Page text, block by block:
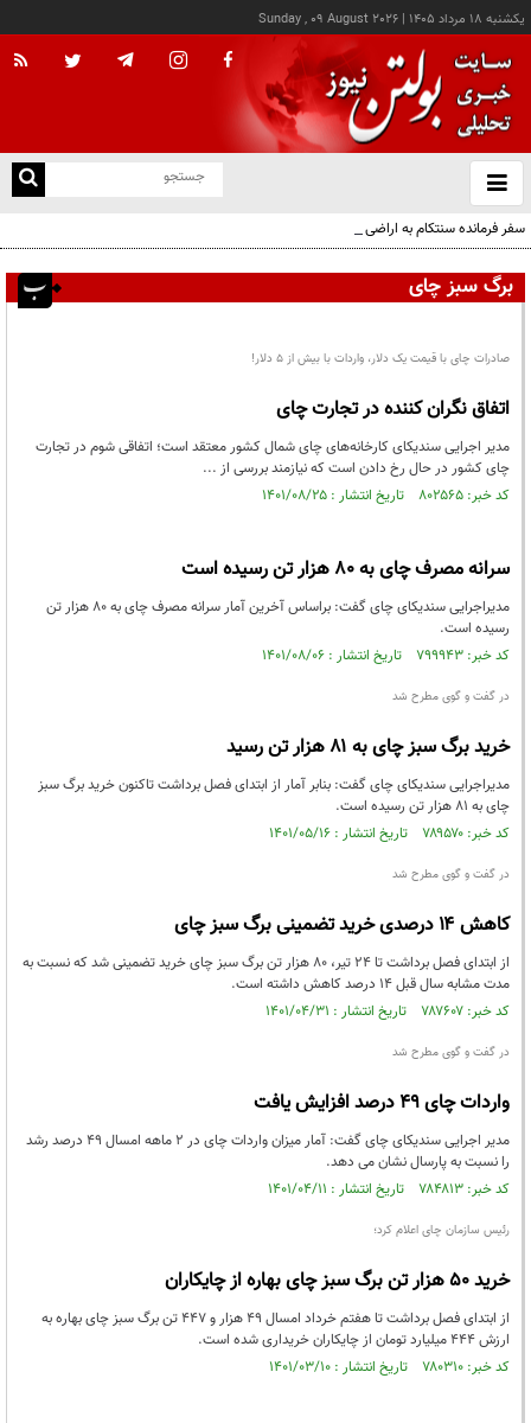
يکشنبه ۱۸ مرداد ۱۴۰۵ |
Sunday , 09 August 2026
باز
و
سفر فرمانده سنتکام به اراضی اشغالی
برگ سبز چای
صادرات چای با قیمت یک دلار، واردات با بیش از ۵ دلار!
اتفاق نگران کننده در تجارت چای
مدیر اجرایی سندیکای کارخانه‌های چای شمال کشور معتقد است؛ اتفاقی شوم در تجارت
چای کشور در حال رخ دادن است که نیازمند بررسی از ...
کد خبر: ۸۰۲۵۶۵ تاریخ انتشار : ۱۴۰۱/۰۸/۲۵
سرانه مصرف چای به ۸۰ هزار تن رسیده است
مدیراجرایی سندیکای چای گفت: براساس آخرین آمار سرانه مصرف چای به ۸۰ هزار تن
رسیده است.
کد خبر: ۷۹۹۹۴۳ تاریخ انتشار : ۱۴۰۱/۰۸/۰۶
در گفت و گوی مطرح شد
خرید برگ سبز چای به ۸۱ هزار تن رسید
مدیراجرایی سندیکای چای گفت: بنابر آمار از ابتدای فصل برداشت تاکنون خرید برگ سبز
چای به ۸۱ هزار تن رسیده است.
کد خبر: ۷۸۹۵۷۰ تاریخ انتشار : ۱۴۰۱/۰۵/۱۶
در گفت و گوی مطرح شد
کاهش ۱۴ درصدی خرید تضمینی برگ سبز چای
از ابتدای فصل برداشت تا ۲۴ تیر، ۸۰ هزار تن برگ سبز چای خرید تضمینی شد که نسبت به
مدت مشابه سال قبل ۱۴ درصد کاهش داشته است.
کد خبر: ۷۸۷۶۰۷ تاریخ انتشار : ۱۴۰۱/۰۴/۳۱
در گفت و گوی مطرح شد
واردات چای ۴۹ درصد افزایش یافت
مدیر اجرایی سندیکای چای گفت: آمار میزان واردات چای در ۲ ماهه امسال ۴۹ درصد رشد
را نسبت به پارسال نشان می دهد.
کد خبر: ۷۸۴۸۱۳ تاریخ انتشار : ۱۴۰۱/۰۴/۱۱
رئیس سازمان چای اعلام کرد؛
خرید ۵۰ هزار تن برگ سبز چای بهاره از چایکاران
از ابتدای فصل برداشت تا هفتم خرداد امسال ۴۹ هزار و ۴۴۷ تن برگ سبز چای بهاره به
ارزش ۴۴۴ میلیارد تومان از چایکاران خریداری شده است.
کد خبر: ۷۸۰۳۱۰ تاریخ انتشار : ۱۴۰۱/۰۳/۱۰